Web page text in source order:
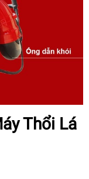
Thổi Lá